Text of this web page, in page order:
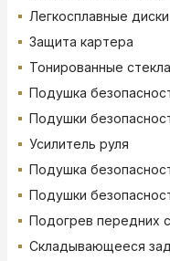
Легкосплавные диски
Защита картера
Тонированные стекла
Подушка
Подушки
Усилитель руля
Подушка
Подушки
Подогрев передних
Складывающееся